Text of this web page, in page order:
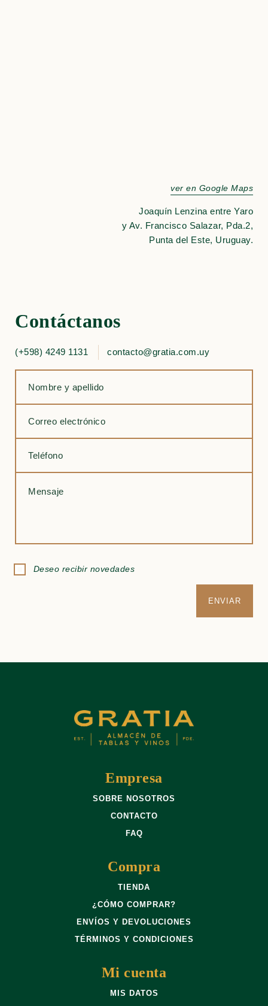
Contáctanos
(+598) 4249 1131 contacto@gratia.com.uy
Deseo recibir novedades
ver en Google Maps
Joaquín Lenzina entre Yaro
y Av. Francisco Salazar, Pda.2,
Punta del Este, Uruguay.
Empresa
SOBRE NOSOTROS
CONTACTO
FAQ
Compra
TIENDA
¿CÓMO COMPRAR?
ENVÍOS Y DEVOLUCIONES
TÉRMINOS Y CONDICIONES
Mi cuenta
MIS DATOS